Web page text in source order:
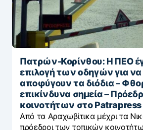
Πατρών-Κορίνθου: Η ΠΕΟ
επιλογή των οδηγών για να
αποφύγουν τα διόδια –
επικίνδυνα σημεία –
κοινοτήτων στο Patrapress
Από τα Αραχωβίτικα μέχρι τα
πρόεδροι των τοπικών